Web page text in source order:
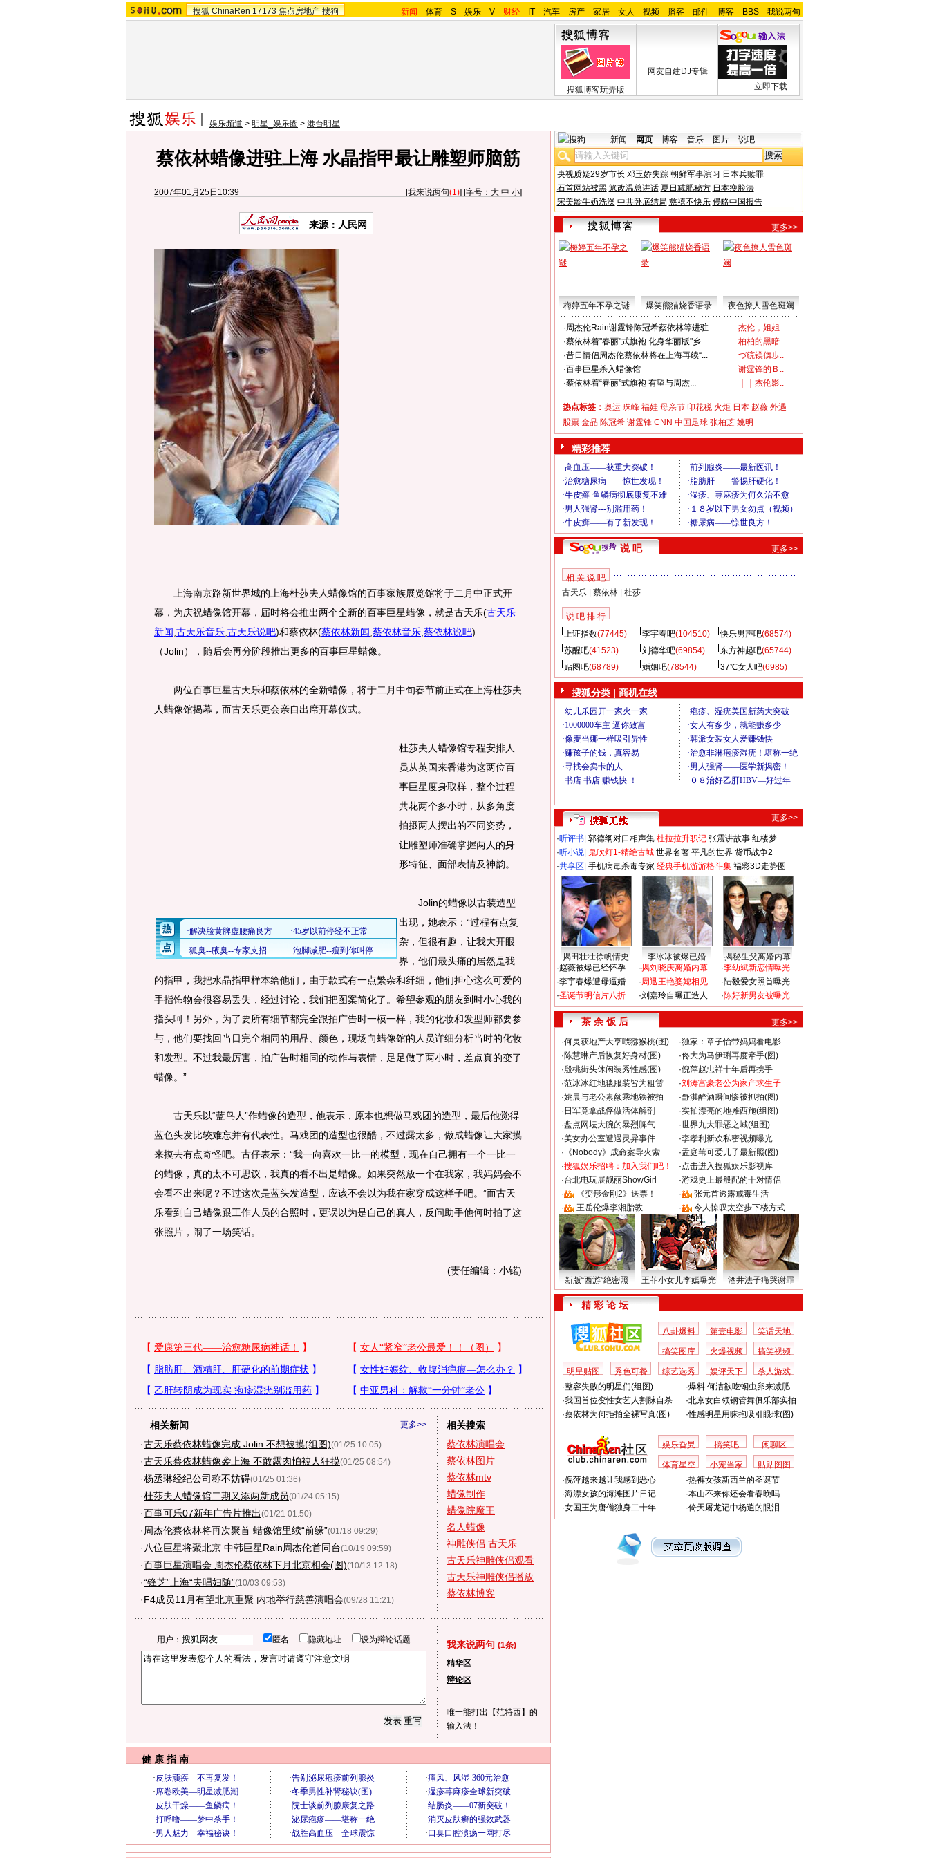
搜狐 ChinaRen 17173 焦点房地产 搜狗 新闻 - 体育 - S - 娱乐 - V - 财经 - IT - 汽车 - 房产 - 家居 - 女人 - 视频 - 播客 - 邮件 - 博客 - BBS - 我说两句
搜狐博客玩弄版
网友自建DJ专辑
立即下载
娱乐频道 > 明星_娱乐圈 > 港台明星
蔡依林蜡像进驻上海 水晶指甲最让雕塑师脑筋
2007年01月25日10:39 [我来说两句(1)] [字号： 大 中 小]
来源：人民网
上海南京路新世界城的上海杜莎夫人蜡像馆的百事家族展览馆将于二月中正式开
幕，为庆祝蜡像馆开幕，届时将会推出两个全新的百事巨星蜡像，就是古天乐(古天乐
新闻 古天乐音乐 古天乐说吧)和蔡依林(蔡依林新闻 蔡依林音乐 蔡依林说吧)
（Jolin），随后会再分阶段推出更多的百事巨星蜡像。
两位百事巨星古天乐和蔡依林的全新蜡像，将于二月中旬春节前正式在上海杜莎夫
人蜡像馆揭幕，而古天乐更会亲自出席开幕仪式。
杜莎夫人蜡像馆专程安排人
员从英国来香港为这两位百
事巨星度身取样，整个过程
共花两个多小时，从多角度
拍摄两人摆出的不同姿势，
让雕塑师准确掌握两人的身
形特征、面部表情及神韵。
Jolin的蜡像以古装造型
出现，她表示：“过程有点复
杂，但很有趣，让我大开眼
界，他们最头痛的居然是我
的指甲，我把水晶指甲样本给他们，由于款式有一点繁杂和纤细，他们担心这么可爱的
手指饰物会很容易丢失，经过讨论，我们把图案简化了。希望参观的朋友到时小心我的
指头呵！另外，为了要所有细节都完全跟拍广告时一模一样，我的化妆和发型师都要参
与，他们要找回当日完全相同的用品、颜色，现场向蜡像馆的人员详细分析当时的化妆
和发型。不过我最厉害，拍广告时相同的动作与表情，足足做了两小时，差点真的变了
蜡像。”
古天乐以“蓝鸟人”作蜡像的造型，他表示，原本也想做马戏团的造型，最后他觉得
蓝色头发比较难忘并有代表性。马戏团的造型也很酷，不过露太多，做成蜡像让大家摸
来摸去有点奇怪吧。古仔表示：“我一向喜欢一比一的模型，现在自己拥有一个一比一
的蜡像，真的太不可思议，我真的看不出是蜡像。如果突然放一个在我家，我妈妈会不
会看不出来呢？不过这次是蓝头发造型，应该不会以为我在家穿成这样子吧。”而古天
乐看到自己蜡像跟工作人员的合照时，更误以为是自己的真人，反问助手他何时拍了这
张照片，闹了一场笑话。
(责任编辑：小锘)
更多>>
相关新闻
·古天乐蔡依林蜡像完成 Jolin:不想被摸(组图)(01/25 10:05)
·古天乐蔡依林蜡像袭上海 不敢露肉怕被人狂摸(01/25 08:54)
·杨丞琳经纪公司称不妨碍(01/25 01:36)
·杜莎夫人蜡像馆二期又添两新成员(01/24 05:15)
·百事可乐07新年广告片推出(01/21 01:50)
· 周杰伦蔡依林将再次聚首 蜡像馆里续“前缘”(01/18 09:29)
· 八位巨星将聚北京 中韩巨星Rain周杰伦首同台(10/19 09:59)
·百事巨星演唱会 周杰伦蔡依林下月北京相会(图)(10/13 12:18)
·“锋芝”上海“夫唱妇随”(10/03 09:53)
·F4成员11月有望北京重聚 内地举行慈善演唱会(09/28 11:21)
相关搜索
蔡依林演唱会
蔡依林图片
蔡依林mtv
蜡像制作
蜡像院魔王
名人蜡像
神雕侠侣 古天乐
古天乐神雕侠侣观看
古天乐神雕侠侣播放
蔡依林博客
用户： 匿名 隐藏地址 设为辩论话题 我来说两句 (1条)
精华区
辩论区
唯一能打出【范特西】的
输入法！
健 康 指 南
新闻 网页 博客 音乐 图片 说吧
央视质疑29岁市长 邓玉娇失踪 朝鲜军事演习 日本兵赎罪
石首网站被黑 篡改温总讲话 夏日减肥秘方 日本瘦脸法
宋美龄牛奶洗澡 中共卧底结局 慈禧不快乐 侵略中国报告
更多>>
梅婷五年不孕之谜 爆笑熊猫烧香语录 夜色撩人雪色斑斓
·周杰伦Rain谢霆锋陈冠希蔡依林等进驻...
杰伦，姐姐..
·蔡依林着"春丽"式旗袍 化身华丽版"乡...
柏柏的黑暗..
·昔日情侣周杰伦蔡依林将在上海再续“...
づ綄镁儛歩..
·百事巨星杀入蜡像馆
谢霆锋的Ｂ..
·蔡依林着“春丽”式旗袍 有望与周杰... ｜｜杰伦影..
热点标签： 奥运 珠峰 福娃 母亲节 印花税 火炬 日本 赵薇 外遇
股票 金晶 陈冠希 谢霆锋 CNN 中国足球 张柏芝 姚明
精彩推荐
说 吧 更多>>
相 关 说 吧
古天乐| 蔡依林| 杜莎
说 吧 排 行
上证指数(77445) 李宇春吧(104510) 快乐男声吧(68574)
苏醒吧(41523) 刘德华吧(69854) 东方神起吧(65744)
贴图吧(68789) 婚姻吧(78544) 37℃女人吧(6985)
搜狐分类 | 商机在线
更多>>
·听评书 郭德纲对口相声集 杜拉拉升职记 张震讲故事 红楼梦
·听小说 鬼吹灯1-精绝古城 世界名著 平凡的世界 货币战争2
·共享区 手机病毒杀毒专家 经典手机游游格斗集 福彩3D走势图
揭田壮壮徐帆情史 李冰冰被爆已婚
揭秘生父离婚内幕
·赵薇被爆已经怀孕
·李宇春爆遭母逼婚
·圣诞节明信片八折
·揭刘晓庆离婚内幕
·周迅王艳婆媳相见
·刘嘉玲自曝正造人
·李幼斌新恋情曝光
·陆毅爱女照首曝光
·陈好新男友被曝光
茶 余 饭 后
更多>>
·何炅获地产大亨喂猕猴桃(图) ·独家：章子怡带妈妈看电影
·陈慧琳产后恢复好身材(图) ·佟大为马伊琍再度牵手(图)
·殷桃街头休闲装秀性感(图) ·倪萍赵忠祥十年后再携手
·范冰冰红地毯服装皆为租赁 ·刘涛富豪老公为家产求生子
·姚晨与老公素颜乘地铁被拍 ·舒淇醉酒瞬间惨被抓拍(图)
· 日军竟拿战俘做活体解剖 ·实拍漂亮的地摊西施(组图)
·盘点网坛大腕的暴烈脾气 ·世界九大罪恶之城(组图)
·美女办公室遭遇灵异事件 ·李孝利新欢私密视频曝光
· 《Nobody》成命案导火索 ·孟庭苇可爱儿子最新照(图)
·搜狐娱乐招聘：加入我们吧！ ·点击进入搜狐娱乐影视库
·台北电玩展靓丽ShowGirl ·游戏史上最般配的十对情侣
·
《变形金刚2》送票！ ·
张元首透露戒毒生活
·
王岳伦爆李湘胎教 · 令人惊叹太空步下楼方式
新版“西游”绝密照 王菲小女儿李嫣曝光 酒井法子痛哭谢罪
精 彩 论 坛
八卦爆料 第壹电影 笑话天地
搞笑图库 火爆视频 搞笑视频
明星贴图 秀色可餐 综艺选秀 娱评天下
杀人游戏
·整容失败的明星们(组图) ·爆料:何洁欲吃蛔虫卵来减肥
·我国首位变性女艺人割脉自杀 ·北京女白领钢管舞俱乐部实拍
·蔡依林为何拒拍全裸写真(图) ·性感明星用昧抱吸引眼球(图)
娱乐旮旯 搞笑吧 闲聊区
体育星空 小宠当家
贴贴图图
·倪萍越来越让我感到恶心 ·热裤女孩新西兰的圣诞节
·海漂女孩的海滩图片日记 ·本山不来你还会看春晚吗
·女国王为唐僧独身二十年 ·倚天屠龙记中杨逍的眼泪